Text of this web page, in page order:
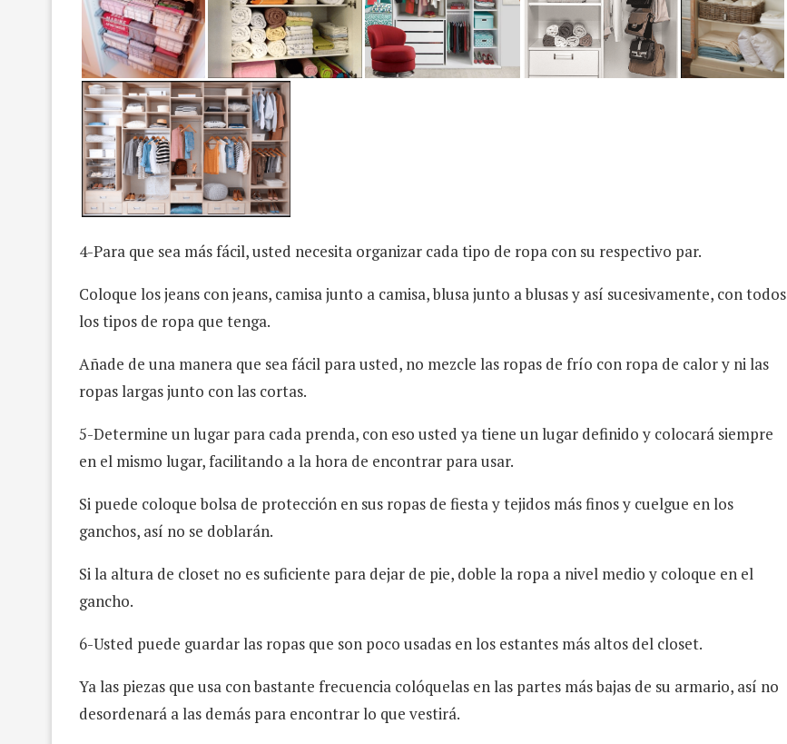
4-Para que sea más fácil, usted necesita organizar cada tipo de ropa con su respectivo par.
Coloque los jeans con jeans, camisa junto a camisa, blusa junto a blusas y así sucesivamente, con todos
los tipos de ropa que tenga.
Añade de una manera que sea fácil para usted, no mezcle las ropas de frío con ropa de calor y ni las
ropas largas junto con las cortas.
5-Determine un lugar para cada prenda, con eso usted ya tiene un lugar definido y colocará siempre
en el mismo lugar, facilitando a la hora de encontrar para usar.
Si puede coloque bolsa de protección en sus ropas de fiesta y tejidos más finos y cuelgue en los
ganchos, así no se doblarán.
Si la altura de closet no es suficiente para dejar de pie, doble la ropa a nivel medio y coloque en el
gancho.
6-Usted puede guardar las ropas que son poco usadas en los estantes más altos del closet.
Ya las piezas que usa con bastante frecuencia colóquelas en las partes más bajas de su armario, así no
desordenará a las demás para encontrar lo que vestirá.